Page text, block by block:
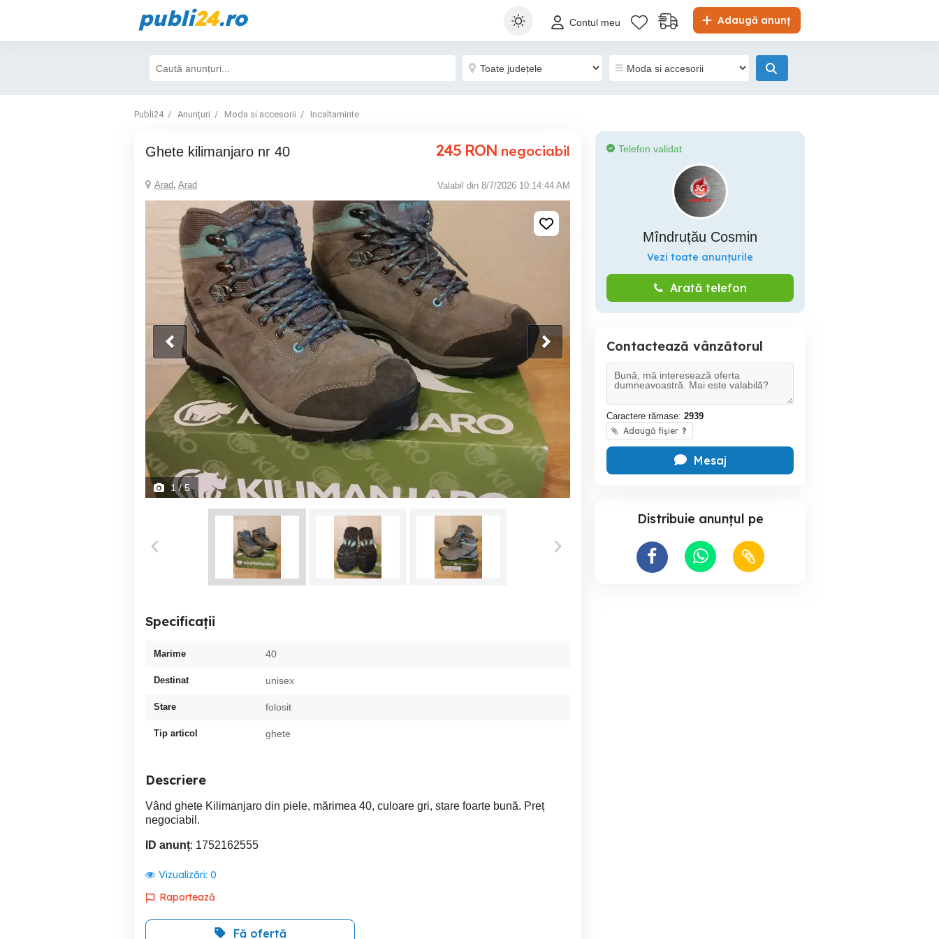
publi24.ro Adaugă anunț
Contul meu
Publi24 Anunțuri Moda si accesorii Incaltaminte
ghete kilimanjaro nr 40 245 RON negociabil
Arad, Arad Valabil din 8/7/2026 10:14:44 AM
1 / 5
Specificații
Marime 40
Destinat unisex
Stare folosit
Tip articol ghete
Descriere
Vând ghete Kilimanjaro din piele, mărimea 40, culoare gri, stare foarte bună. Preț
negociabil.
ID anunț: 1752162555
Vizualizări: 0
Raportează
Fă ofertă
Telefon validat
Mîndruțău Cosmin
Vezi toate anunțurile
Arată telefon
Contactează vânzătorul
Caractere rămase: 2939
Adaugă fișier ?
Mesaj
Distribuie anunțul pe